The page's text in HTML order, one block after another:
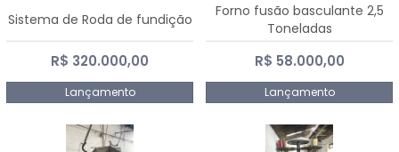
Sistema de Roda de fundição
R$ 320.000,00
Lançamento
Forno fusão basculante 2,5
Toneladas
R$ 58.000,00
Lançamento